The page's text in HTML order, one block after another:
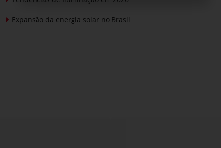
Expansão da energia solar no Brasil